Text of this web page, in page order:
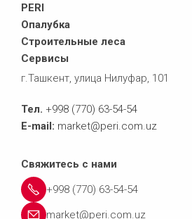
PERI
Опалубка
Строительные леса
Сервисы
г.Ташкент, улица Нилуфар, 101
Тел. +998 (770) 63-54-54
E-mail: market@peri.com.uz
Свяжитесь с нами
+998 (770) 63-54-54
market@peri.com.uz